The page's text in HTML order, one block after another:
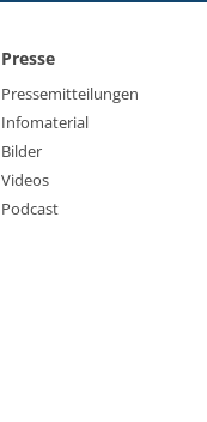
Presse
Pressemitteilungen
Infomaterial
Bilder
Videos
Podcast